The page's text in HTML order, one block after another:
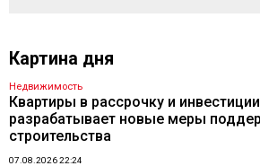
Картина дня
Недвижимость
Квартиры в рассрочку и
разрабатывает новые меры
строительства
07.08.2026 22:24